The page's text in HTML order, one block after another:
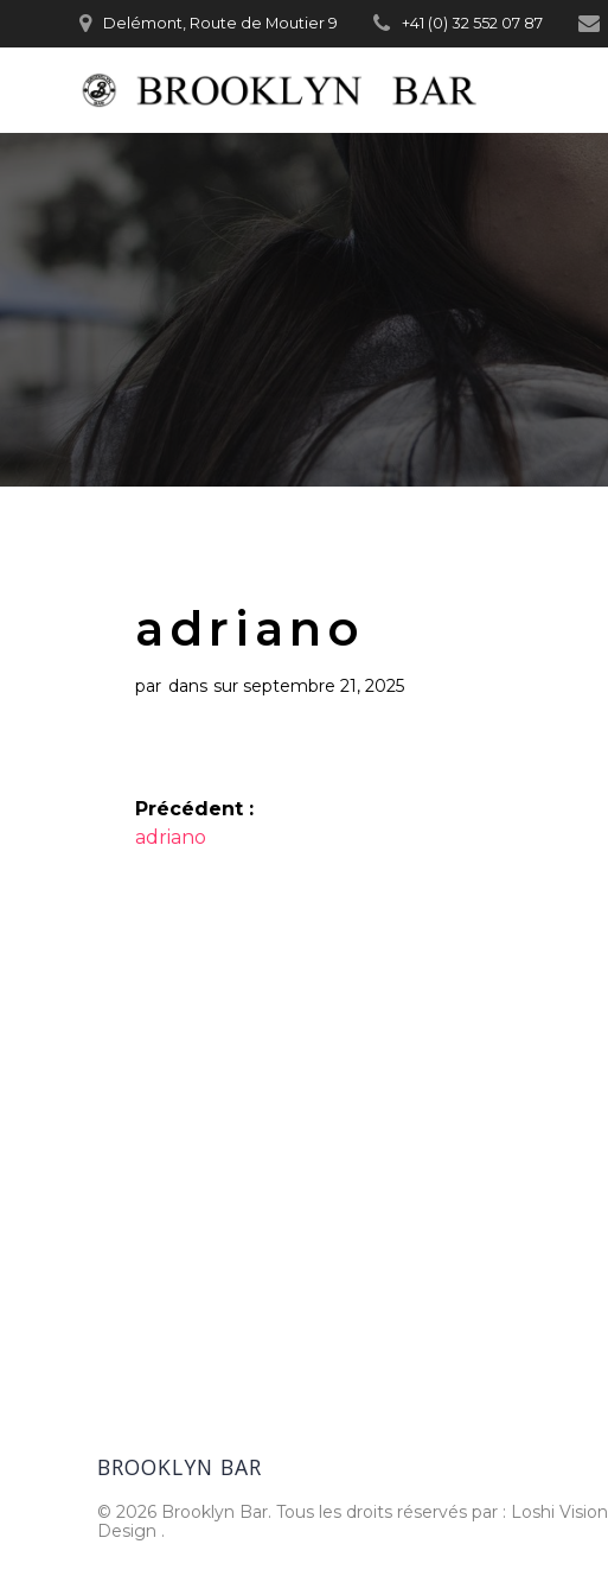
Delémont, Route de Moutier 9 +41 (0) 32 552 07 87
adriano
par dans sur septembre 21, 2025
Navigation
de
Précédent :
Article
adriano
BROOKLYN BAR
© 2026 Brooklyn Bar. Tous les droits réservés par : Loshi Vision
Design .